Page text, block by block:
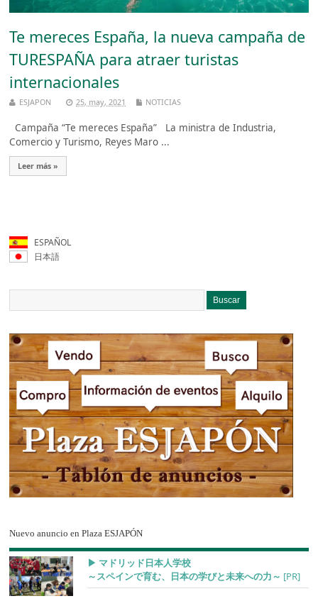
Te mereces España, la nueva campaña de
TURESPAÑA para atraer turistas
internacionales
ESJAPON 25, may, 2021 NOTICIAS
Campaña “Te mereces España” La ministra de Industria,
Comercio y Turismo, Reyes Maro ...
Leer más »
ESPAÑOL
日本語
Nuevo anuncio en Plaza ESJAPÓN
▶︎ マドリッド日本人学校
～スペインで育む、日本の学びと未来への力～ [PR]